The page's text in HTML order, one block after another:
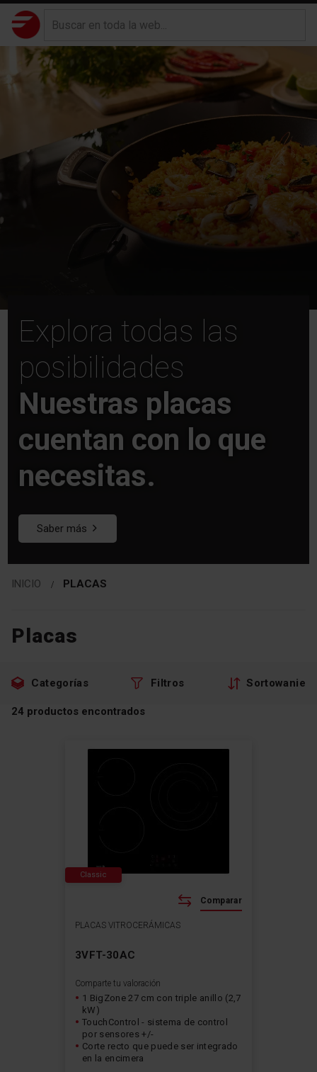
Explora todas las
posibilidades
Nuestras placas
cuentan con lo que
necesitas.
Saber más
INICIO PLACAS
Placas
den
Categorías Filtros Sortowanie
24 productos encontrados
PLACAS VITROCERÁMICAS
3VFT-30AC
Comparte tu valoración
1 BigZone 27 cm con triple anillo (2,7
kW)
TouchControl - sistema de control
por sensores +/-
Corte recto que puede ser integrado
en la encimera
Comparar
Classic
den